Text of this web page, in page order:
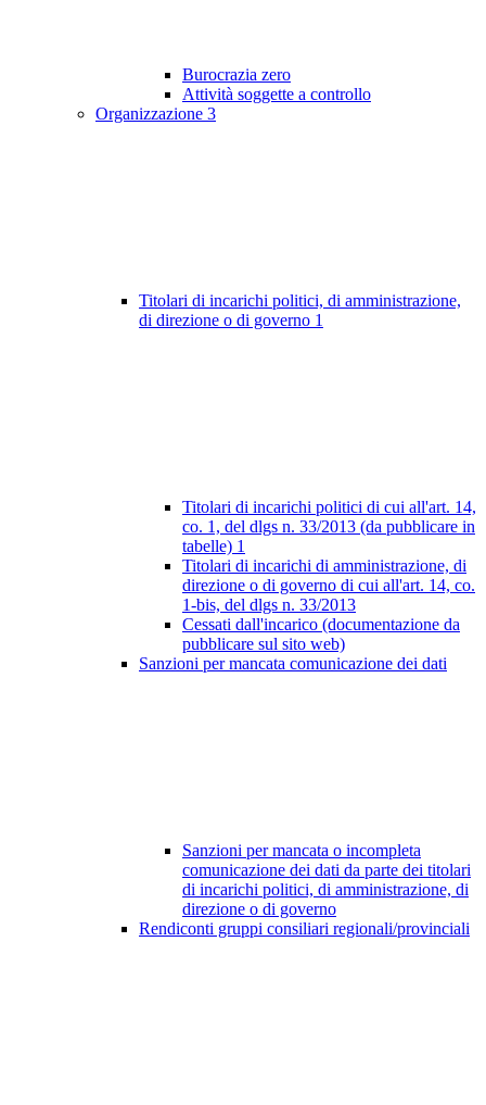
Burocrazia zero
Attività soggette a controllo
Organizzazione 3
Titolari di incarichi politici, di amministrazione,
di direzione o di governo 1
Titolari di incarichi politici di cui all'art. 14,
co. 1, del dlgs n. 33/2013 (da pubblicare in
tabelle) 1
Titolari di incarichi di amministrazione, di
direzione o di governo di cui all'art. 14, co.
1-bis, del dlgs n. 33/2013
Cessati dall'incarico (documentazione da
pubblicare sul sito web)
Sanzioni per mancata comunicazione dei dati
Sanzioni per mancata o incompleta
comunicazione dei dati da parte dei titolari
di incarichi politici, di amministrazione, di
direzione o di governo
Rendiconti gruppi consiliari regionali/provinciali